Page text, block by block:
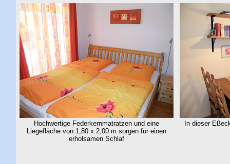
Hochwertige Federkernmatratzen und eine
Liegefläche von 1,80 x 2,00 m sorgen für einen
erholsamen Schlaf
In dieser